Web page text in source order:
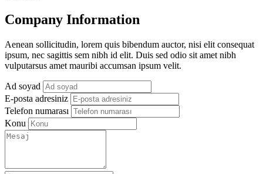
Company Information
Aenean sollicitudin, lorem quis bibendum auctor, nisi elit consequat
ipsum, nec sagittis sem nibh id elit. Duis sed odio sit amet nibh
vulputarsus amet mauribi accumsan ipsum velit.
Ad soyad
E-posta adresiniz
Telefon numarası
Konu